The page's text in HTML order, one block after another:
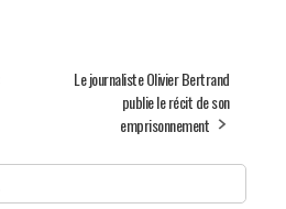
Le journaliste Olivier Bertrand
publie le récit de son
emprisonnement